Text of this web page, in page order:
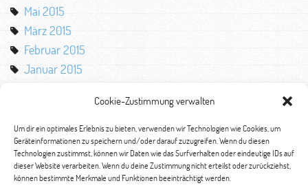
Cookie-Zustimmung verwalten
Um dir ein optimales Erlebnis zu bieten, verwenden wir Technologien wie Cookies, um
Geräteinformationen zu speichern und/oder darauf zuzugreifen. Wenn du diesen
Technologien zustimmst, können wir Daten wie das Surfverhalten oder eindeutige IDs auf
dieser Website verarbeiten. Wenn du deine Zustimmung nicht erteilst oder zurückziehst,
können bestimmte Merkmale und Funktionen beeinträchtigt werden.
Mai 2015
März 2015
Februar 2015
Januar 2015
Mai 2014
März 2014
Februar 2014
Januar 2014